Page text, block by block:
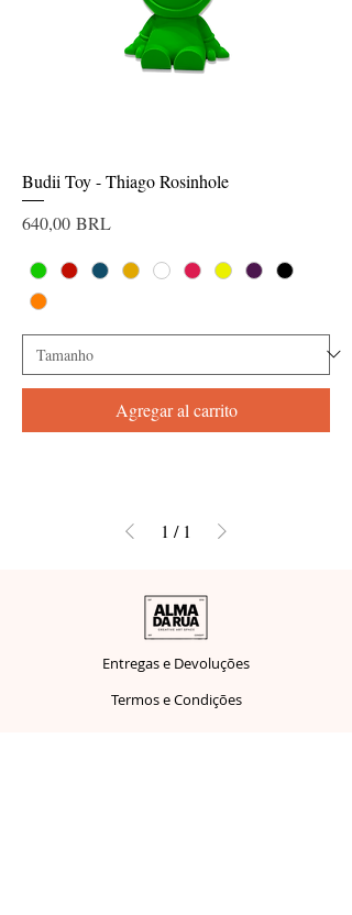
Budii Toy - Thiago Rosinhole
Precio
640,00 BRL
Agregar al carrito
1 / 1
Entregas e Devoluções
Termos e Condições